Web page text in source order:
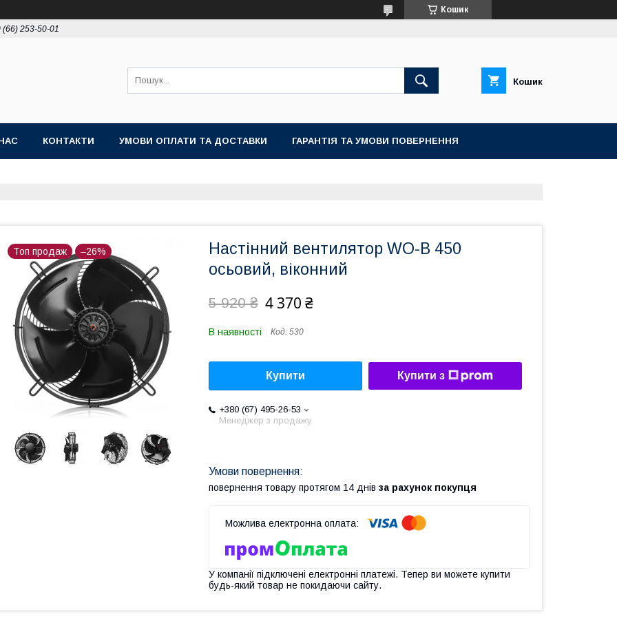
Кошик
(66) 253-50-01
Кошик
КОНТАКТИ УМОВИ ОПЛАТИ ТА ДОСТАВКИ ГАРАНТІЯ ТА УМОВИ ПОВЕРНЕННЯ
Топ продаж –26%
Настінний вентилятор WO-B 450
осьовий, віконний
5 920 ₴ 4 370 ₴
В наявності Код: 530
Купити Купити з
+380 (67) 495-26-53
Менеджер з продажу
повернення товару протягом 14 днів за рахунок покупця
У компанії підключені електронні платежі. Тепер ви можете купити
будь-який товар не покидаючи сайту.